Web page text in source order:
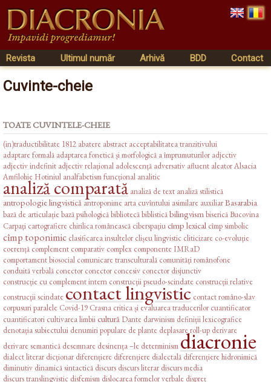
Revista Ultimul număr Arhivă BDD Contact
Cuvinte-cheie
TOATE CUVINTELE-CHEIE
(in)traductibilitate 1812 abatere abstract acceptabilitatea tranzitivului
adaptare formală adaptarea fonetică și morfologică a împrumuturilor adjectiv
adjectiv indefinit adjectiv relațional adolescență adversativ afluent aleatorAlsacia
Amfilohie Hotiniul analfabetism funcțional analitic
analiză comparată analiză de text analiză stilistică
antropologie lingvistică antroponime arta cuvîntului asimilare auxiliarBasarabia
bază de articulațiebază psihologicăbibliotecăbiblisticăbilingvism bisericăBucovina
Carpați cartografiere chirilica românească ciberspațiu cîmp lexical cîmp simbolic
cîmp toponimic clasificarea insultelor clișeu lingvistic cliticizare co-evoluție
coerență complement comparativ complex componente IMRaD
comportament biosocial comunicare transculturală comunități românofone
conduită verbală conector conector concesiv conector disjunctiv
construcție cu complement intern construcții pseudo-scindate construcții relative
construcții scindatecontact lingvistic contact româno-slav
corpusuri paralele Covid-19 Crasna critica și evaluarea traducerilor cuantificator
cuantificatori cultivarea limbii cultură Dante darwinism definiții lexicografice
denotația subiectului denumiri populare de plante deplasare roll-up derivare
derivare semantică desemnare desinența –le determinismdiacronie
dialect literar dicționar diferențiere diferențiere dialectală diferențiere hidronimică
diminutiv dinamică sintactică discurs discurs literar discurs media
discurs translingvistic disfemism dislocarea formelor verbale dispreț